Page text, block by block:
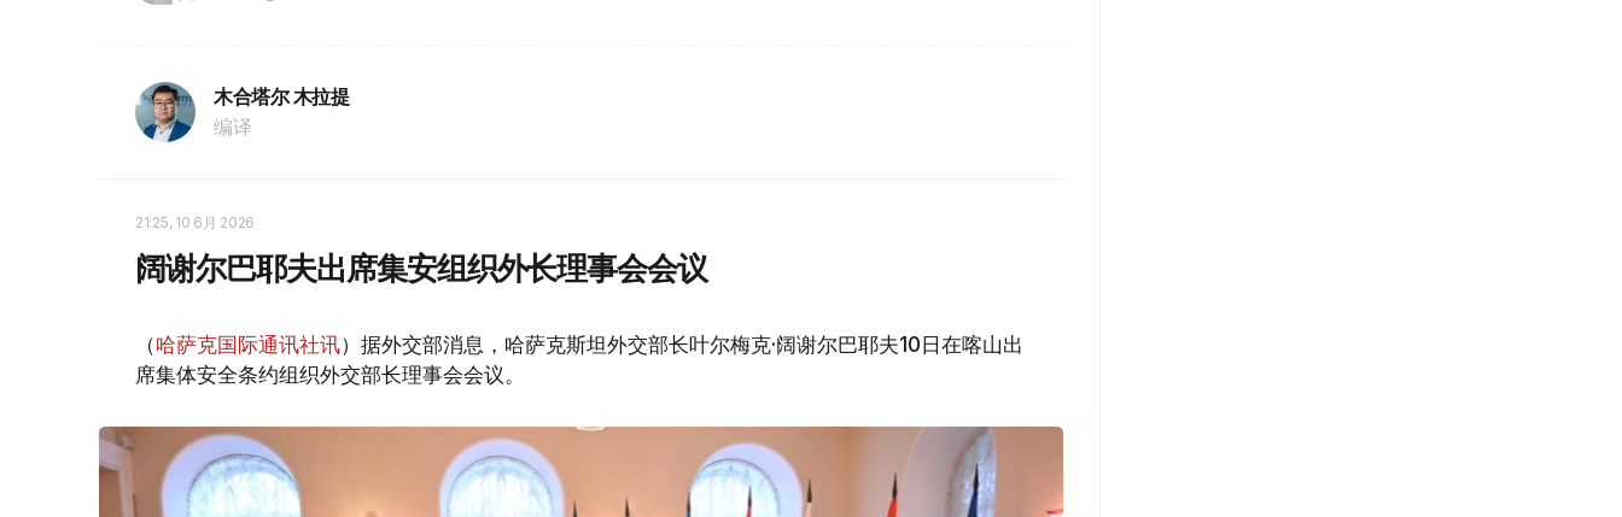
木合塔尔 木拉提
编译
21:25, 10 6月 2026
阔谢尔巴耶夫出席集安组织外长理事会会议
（哈萨克国际通讯社讯）据外交部消息，哈萨克斯坦外交部长叶尔梅克·阔谢尔巴耶夫10日在喀山出
席集体安全条约组织外交部长理事会会议。